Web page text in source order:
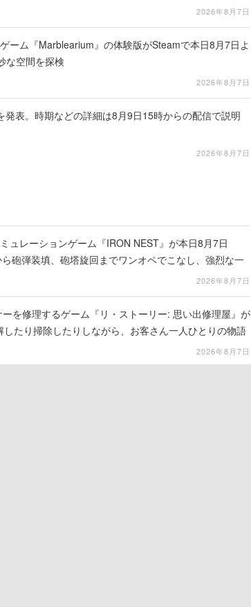
2026年8月7日
ーム『Marblearium』の体験版がSteamで本日8月7日よ
な空間を探検
2026年8月7日
表。時期などの詳細は8月9日15時からの配信で説明
2026年8月7日
ュレーションゲーム『IRON NEST』が本日8月7日
砲弾装填、砲塔旋回までワンオペでこなし、強烈な一
2026年8月7日
を修理するゲーム『リ・ストーリー: 思い出修理屋』が
たり掃除したりしながら、お客さん一人ひとりの物語
2026年8月7日